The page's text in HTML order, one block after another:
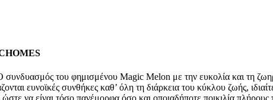
του φημισμένου Magic Melon με την ευκολία και τη
ευνοϊκές συνθήκες καθ’ όλη τη διάρκεια του κύκλου ζωής,
να είναι τόσο πανέμορφα όσο και οποιαδήποτε ποικιλία